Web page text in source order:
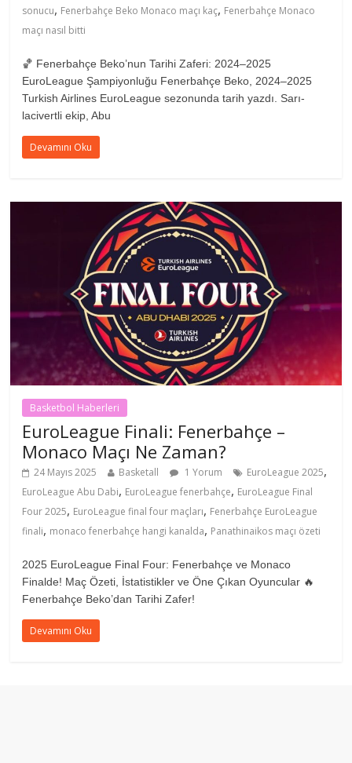
sonucu, Fenerbahçe Beko Monaco maçı kaç, Fenerbahçe Monaco
maçı nasıl bitti
🏀 Fenerbahçe Beko’nun Tarihi Zaferi: 2024–2025
EuroLeague Şampiyonluğu Fenerbahçe Beko, 2024–2025
Turkish Airlines EuroLeague sezonunda tarih yazdı. Sarı-
lacivertli ekip, Abu
Devamını Oku
Basketbol Haberleri
EuroLeague Finali: Fenerbahçe –
Monaco Maçı Ne Zaman?
24 Mayıs 2025 Basketall 1 Yorum EuroLeague 2025,
EuroLeague Abu Dabi, EuroLeague fenerbahçe, EuroLeague Final
Four 2025, EuroLeague final four maçları, Fenerbahçe EuroLeague
finali, monaco fenerbahçe hangi kanalda, Panathinaikos maçı özeti
2025 EuroLeague Final Four: Fenerbahçe ve Monaco
Finalde! Maç Özeti, İstatistikler ve Öne Çıkan Oyuncular 🔥
Fenerbahçe Beko’dan Tarihi Zafer!
Devamını Oku